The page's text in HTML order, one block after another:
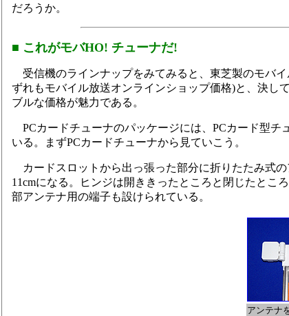
だろうか。
■ これがモバHO! チューナだ!
受信機のラインナップをみてみると、東芝製のモバイ
ずれもモバイル放送オンラインショップ価格)と、決し
ブルな価格が魅力である。
PCカードチューナのパッケージには、PCカード型チ
いる。まずPCカードチューナから見ていこう。
カードスロットから出っ張った部分に折りたたみ式
11cmになる。ヒンジは開ききったところと閉じたとこ
部アンテナ用の端子も設けられている。
アンテナ